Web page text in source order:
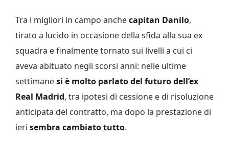
Tra i migliori in campo anchecapitan Danilo,
tirato a lucido in occasione della sfida alla sua ex
squadra e finalmente tornato sui livelli a cui ci
aveva abituato negli scorsi anni: nelle ultime
settimanesi è molto parlato del futuro dell’ex
Real Madrid, tra ipotesi di cessione e di risoluzione
anticipata del contratto, ma dopo la prestazione di
ieri sembra cambiato tutto.